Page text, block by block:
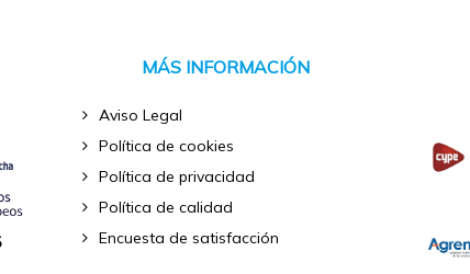
MÁS INFORMACIÓN
Aviso Legal
Política de cookies
Política de privacidad
Política de calidad
Encuesta de satisfacción